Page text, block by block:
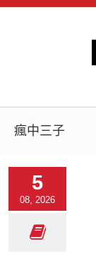
瘋中三子
5
08, 2026